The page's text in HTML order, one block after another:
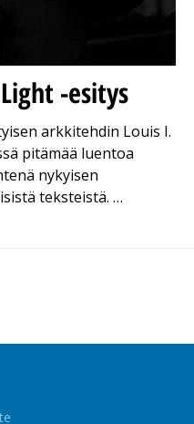
-esitys
arkkitehdin Louis I.
pitämää luentoa
nykyisen
teksteistä. …